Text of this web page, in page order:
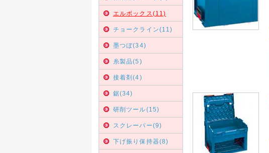
エルボックス(11)
チョークライン(11)
墨つぼ(34)
糸製品(5)
接着剤(4)
鋸(34)
研削ツール(15)
スクレーパー(9)
下げ振り保持器(8)